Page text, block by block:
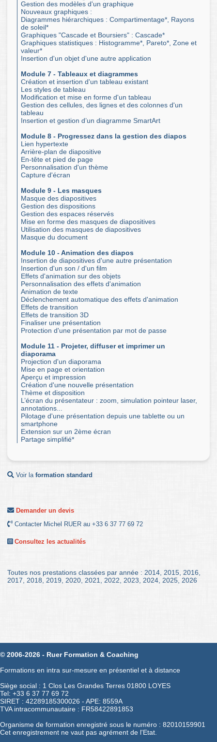
Gestion des modèles d'un graphique
Nouveaux graphiques :
Diagrammes hiérarchiques : Compartimentage*, Rayons
de soleil*
Graphiques "Cascade et Boursiers" : Cascade*
Graphiques statistiques : Histogramme*, Pareto*, Zone et
valeur*
Insertion d'un objet d'une autre application
Module 7 - Tableaux et diagrammes
Création et insertion d'un tableau existant
Les styles de tableau
Modification et mise en forme d'un tableau
Gestion des cellules, des lignes et des colonnes d'un
tableau
Insertion et gestion d’un diagramme SmartArt
Module 8 - Progressez dans la gestion des diapos
Lien hypertexte
Arrière-plan de diapositive
En-tête et pied de page
Personnalisation d'un thème
Capture d'écran
Module 9 - Les masques
Masque des diapositives
Gestion des dispositions
Gestion des espaces réservés
Mise en forme des masques de diapositives
Utilisation des masques de diapositives
Masque du document
Module 10 - Animation des diapos
Insertion de diapositives d'une autre présentation
Insertion d'un son / d'un film
Effets d'animation sur des objets
Personnalisation des effets d'animation
Animation de texte
Déclenchement automatique des effets d'animation
Effets de transition
Effets de transition 3D
Finaliser une présentation
Protection d'une présentation par mot de passe
Module 11 - Projeter, diffuser et imprimer un
diaporama
Projection d'un diaporama
Mise en page et orientation
Aperçu et impression
Création d'une nouvelle présentation
Thème et disposition
L’écran du présentateur : zoom, simulation pointeur laser,
annotations...
Pilotage d'une présentation depuis une tablette ou un
smartphone
Extension sur un 2ème écran
Partage simplifié*
Voir la formation standard
Demander un devis
Contacter Michel RUER au +33 6 37 77 69 72
Consultez les actualités
Toutes nos prestations classées par année : 2014 2015 2016
2017
2018 2019 2020 2021 2022 2023 2024 2025 2026
© 2006-2026 - Ruer Formation & Coaching
Formations en intra sur-mesure en présentiel et à distance
Siège social : 1 Clos Les Grandes Terres 01800 LOYES
Tel: +33 6 37 77 69 72
SIRET : 42289185300026 - APE: 8559A
TVA intracommunautaire : FR58422891853
Organisme de formation enregistré sous le numéro : 82010159901
Cet enregistrement ne vaut pas agrément de l'Etat.